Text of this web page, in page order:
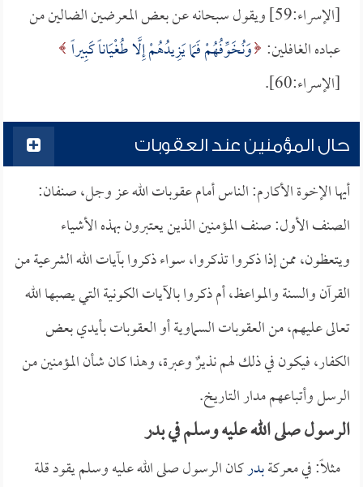
[الإسراء:59] ويقول سبحانه عن بعض المعرضين الضالين من
عباده الغافلين: وَنُخَوِّفُهُمْ فَمَا يَزِيدُهُمْ إِلَّا طُغْيَاناً كَبِيراً
[الإسراء:60].
حال المؤمنين عند العقوبات
أيها الإخوة الأكارم: الناس أمام عقوبات الله عز وجل، صنفان:
الصنف الأول: صنف المؤمنين الذين يعتبرون بهذه الأشياء
ويتعظون، ممن إذا ذكروا تذكروا، سواء ذكروا بآيات الله الشرعية من
القرآن والسنة والمواعظ، أم ذكروا بالآيات الكونية التي يصبها الله
تعالى عليهم، من العقوبات السماوية أو العقوبات بأيدي بعض
الكفار، فيكون في ذلك لهم نذيرٌ وعبرة، وهذا كان شأن المؤمنين من
الرسل وأتباعهم مدار التاريخ.
الرسول صلى الله عليه وسلم في بدر
مثلاً: في معركةبدركان الرسول صلى الله عليه وسلم يقود قلة